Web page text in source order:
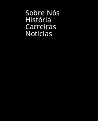
Sobre Nós
História
Carreiras
Notícias